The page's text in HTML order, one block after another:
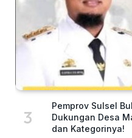
Pemprov Sulsel
Dukungan Desa
dan Kategorinya!